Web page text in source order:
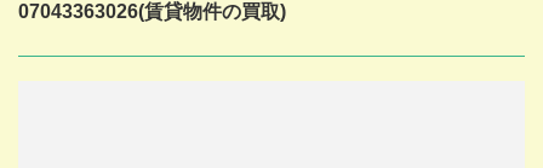
07043363026(賃貸物件の買取)